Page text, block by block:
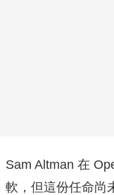
Sam Altman 在
軟，但這份任命尚